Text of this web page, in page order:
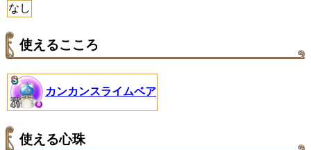
なし
使えるこころ
カンカンスライムベア
使える心珠